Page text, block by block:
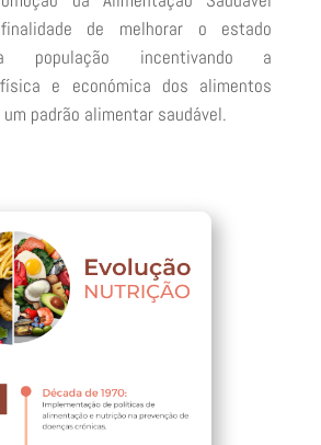
de melhorar o estado
população incentivando a
e económica dos alimentos
padrão alimentar saudável.